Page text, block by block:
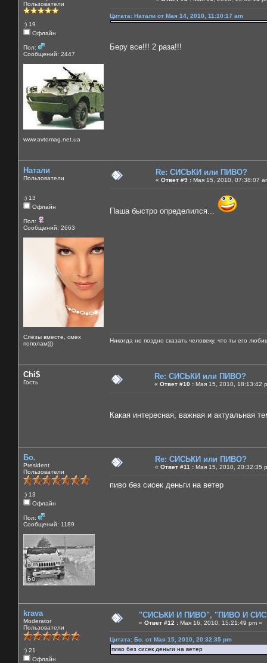
Пользователи
:) 19
Офлайн
Пол:
Сообщений: 2447
www.avtomag.net.ua
Цитата: Натали от Мая 14, 2010, 11:10:17 am
Беру все!!! 2 раза!!!
Натали
Пользователи
:) 13
Офлайн
Пол:
Сообщений: 2663
Слёзы вместе, смех
пополам)))
Re: СИСЬКИ или ПИВО?
« Ответ #9 : Мая 15, 2010, 07:38:07
Паша быстро определился...
Никогда не поздно сказать человеку, что ты его
Chi$
Гость
Re: СИСЬКИ или ПИВО?
« Ответ #10 : Мая 15, 2010, 18:13:42
Какая интересная, важная и актуальная
Бо.
President
Пользователи
:) 13
Офлайн
Пол:
Сообщений: 1189
Re: СИСЬКИ или ПИВО?
« Ответ #11 : Мая 15, 2010, 20:32:35
пиво без сисек деньги на ветер
krava
Moderator
Пользователи
:) 21
Офлайн
"СИСЬКИ И ПИВО", "ПИВО И
« Ответ #12 : Мая 16, 2010, 15:21:49 pm »
Цитата: Бо. от Мая 15, 2010, 20:32:35 pm
пиво без сисек деньги на ветер